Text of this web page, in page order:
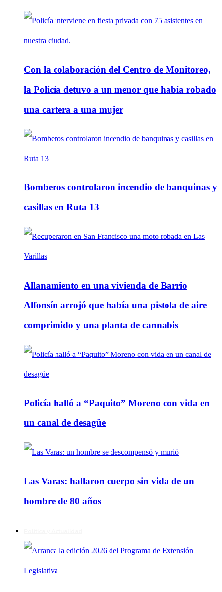
Con la colaboración del Centro de Monitoreo,
la Policía detuvo a un menor que había robado
una cartera a una mujer
Bomberos controlaron incendio de banquinas y
casillas en Ruta 13
Allanamiento en una vivienda de Barrio
Alfonsín arrojó que había una pistola de aire
comprimido y una planta de cannabis
Policía halló a “Paquito” Moreno con vida en
un canal de desagüe
Las Varas: hallaron cuerpo sin vida de un
hombre de 80 años